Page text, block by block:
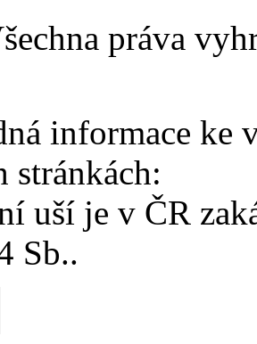
práva
informace ke
stránkách:
uší je v ČR
Sb..